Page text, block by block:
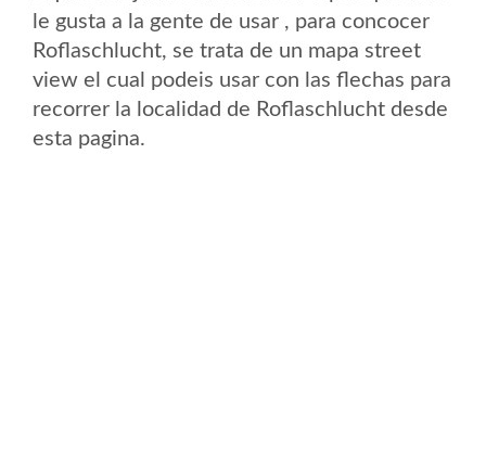
le gusta a la gente de usar , para concocer
Roflaschlucht, se trata de un mapa street
view el cual podeis usar con las flechas para
recorrer la localidad de Roflaschlucht desde
esta pagina.